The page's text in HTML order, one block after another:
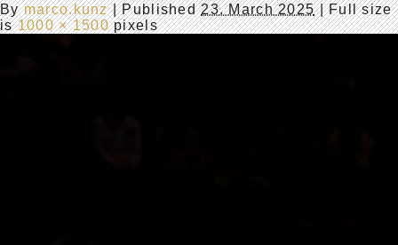
Bymarco.kunz |Published23. March 2025| Full size
is1000 × 1500pixels